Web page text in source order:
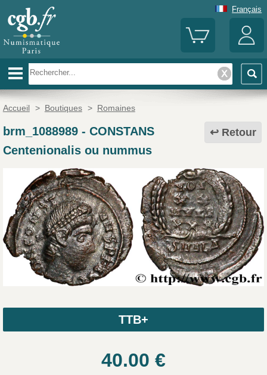
Français
Accueil > Boutiques > Romaines
Retour
brm_1088989- CONSTANS
Centenionalis ou nummus
TTB+
40.00 €